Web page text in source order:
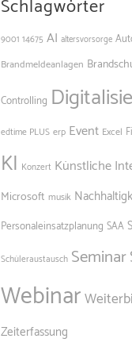
Schlagwörter
9001 14675 AI altersvorsorge
Brandmeldeanlagen
Controlling
edtime PLUS erp Event Excel
KI Konzert Künstliche
Microsoft musik
Personaleinsatzplanung SAA
Schüleraustausch Seminar
Webinar
Zeiterfassung